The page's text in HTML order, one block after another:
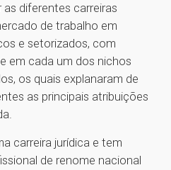
diferentes carreiras
de trabalho em
e setorizados, com
em cada um dos nichos
os quais explanaram de
as principais atribuições
carreira jurídica e tem
de renome nacional